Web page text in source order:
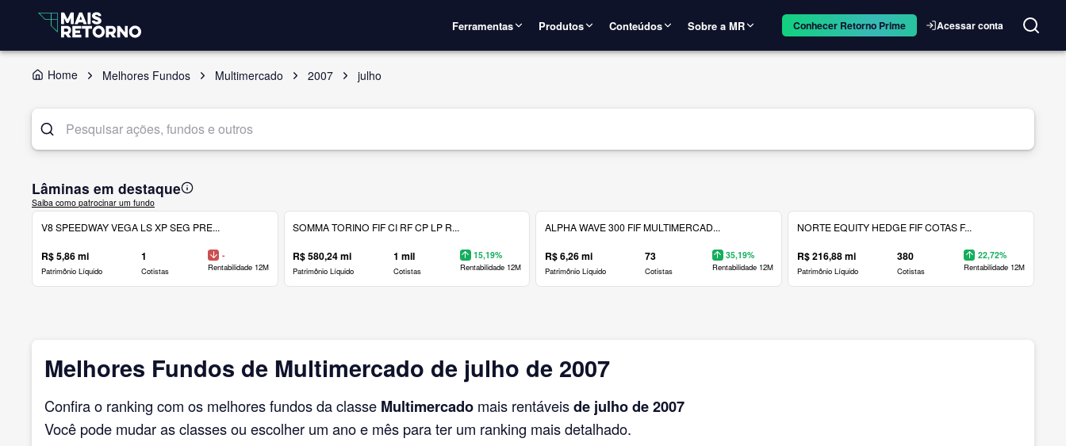
Ferramentas Produtos Conteúdos Sobre a MR Conhecer Retorno Prime Acessar conta
Home Melhores Fundos Multimercado 2007 julho
Lâminas em destaque
Saiba como patrocinar um fundo
V8 SPEEDWAY VEGA LS XP SEG PRE...
R$ 5,86 mi
Patrimônio Líquido
1
Cotistas
-
Rentabilidade 12M
SOMMA TORINO FIF CI RF CP LP R...
R$ 580,24 mi
Patrimônio Líquido
1 mil
Cotistas
15,19%
Rentabilidade 12M
ALPHA WAVE 300 FIF MULTIMERCAD...
R$ 6,26 mi
Patrimônio Líquido
73
Cotistas
35,19%
Rentabilidade 12M
NORTE EQUITY HEDGE FIF COTAS F...
R$ 216,88 mi
Patrimônio Líquido
380
Cotistas
22,72%
Rentabilidade 12M
Melhores Fundos de Multimercado de julho de 2007
Confira o ranking com os melhores fundos da classe Multimercado mais rentáveisde julhode 2007
Você pode mudar as classes ou escolher um ano e mês para ter um ranking mais detalhado.